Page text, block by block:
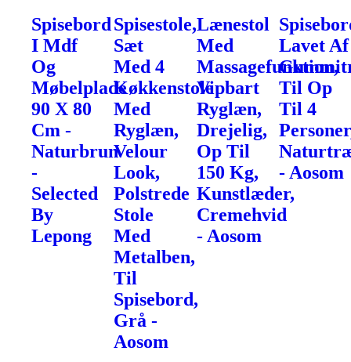
Spisebord
I Mdf
Og
Møbelplade
90 X 80
Cm -
Naturbrun
-
Selected
By
Lepong
Spisestole,
Sæt
Med 4
Køkkenstole
Med
Ryglæn,
Velour
Look,
Polstrede
Stole
Med
Metalben,
Til
Spisebord,
Grå -
Aosom
Lænestol
Med
Massagefunktion,
Vipbart
Ryglæn,
Drejelig,
Op Til
150 Kg,
Kunstlæder,
Cremehvid
- Aosom
Lavet Af
Til Op
Til 4
- Aosom